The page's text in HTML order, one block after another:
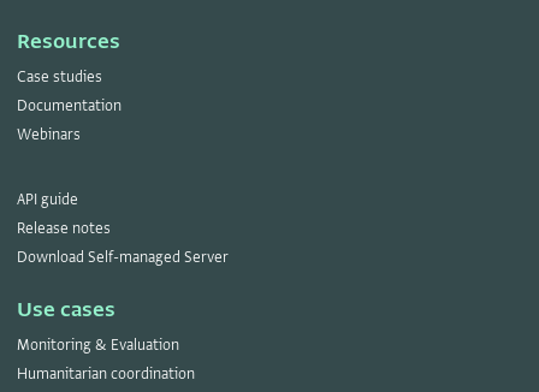
Resources
Case studies
Documentation
Webinars
API guide
Release notes
Download Self-managed Server
Use cases
Monitoring & Evaluation
Humanitarian coordination